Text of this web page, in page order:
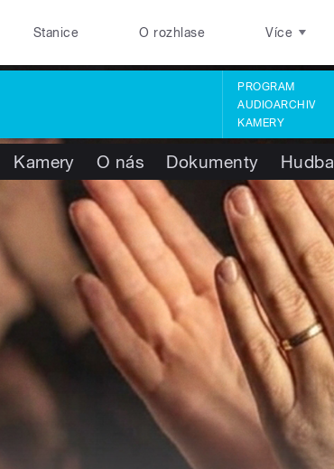
Stanice O rozhlase Více
PROGRAM
AUDIOARCHIV
KAMERY
Kamery O nás Dokumenty Hudba